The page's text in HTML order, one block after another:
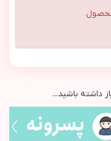
داشته باشید...